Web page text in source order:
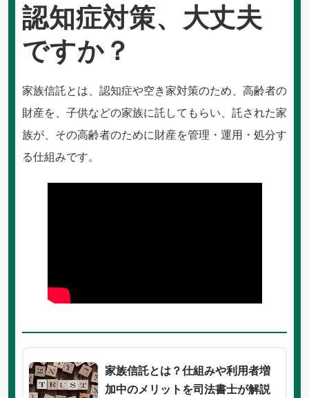
認知症対策、大丈夫
ですか？
家族信託とは、認知症や空き家対策のため、高齢者の
財産を、子供などの家族に託してもらい、託された家
族が、その高齢者のために財産を管理・運用・処分す
る仕組みです。
家族信託とは？仕組みや利用者増
加中のメリットを司法書士が解説